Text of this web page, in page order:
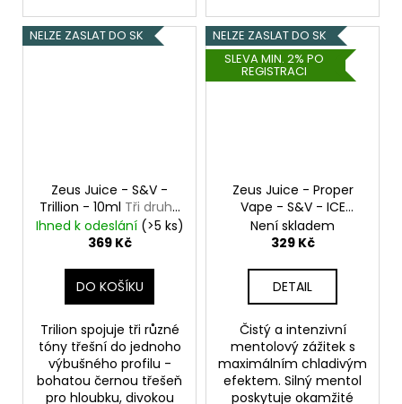
NELZE ZASLAT DO SK
Zeus Juice - S&V -
Trillion - 10ml Tři druhy
třešní
Ihned k odeslání (>5 ks)
369 Kč
DO KOŠÍKU
Trilion spojuje tři různé
tóny třešní do jednoho
výbušného profilu -
bohatou černou třešeň
pro hloubku, divokou
NELZE ZASLAT DO SK
SLEVA MIN. 2% PO
REGISTRACI
Zeus Juice - Proper
Vape - S&V - ICE
Menthol - 10mlLedový
mentol
Není skladem
329 Kč
DETAIL
Čistý a intenzivní
mentolový zážitek s
maximálním chladivým
efektem. Silný mentol
poskytuje okamžité